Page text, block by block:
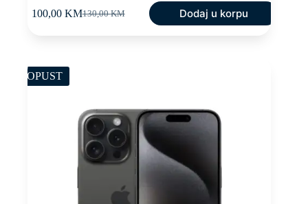
130,00KM
Original
100,00 KMCurrent
Dodaj u korpu
POPUST